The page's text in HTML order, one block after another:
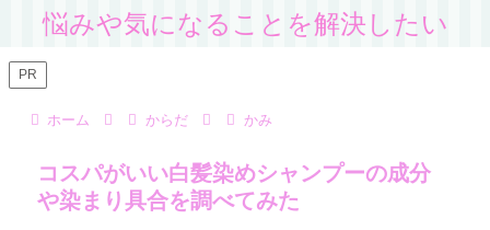
悩みや気になることを解決したい
PR
ホーム からだ かみ
コスパがいい白髪染めシャンプーの成分
や染まり具合を調べてみた